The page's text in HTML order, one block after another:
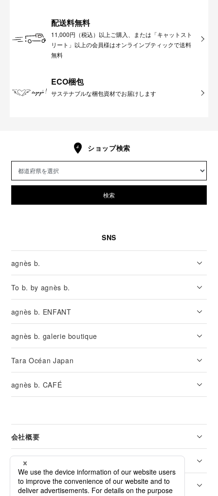
配送料無料
11,000円（税込）以上ご購入、または「キャットスト
リート」以上の会員様はオンラインブティックで送料
無料
ECO梱包
サステナブルな梱包資材でお届けします
ショップ検索
検索
SNS
agnès b.
To b. by agnès b.
agnès b. ENFANT
agnès b. galerie boutique
Tara Océan Japan
agnès b. CAFÉ
会社概要
リーガル
カスタマーサービス